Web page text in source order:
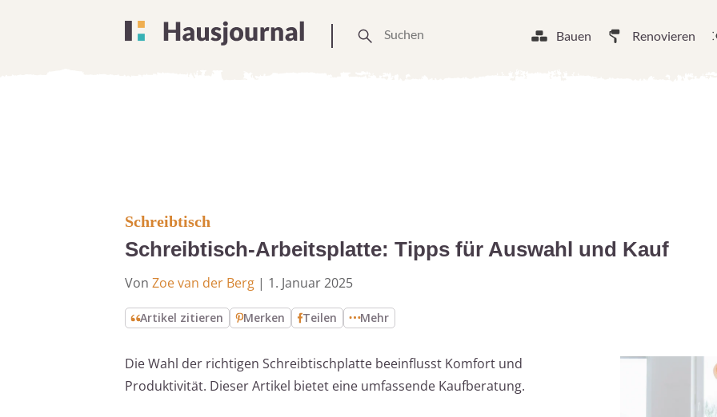
Bauen Renovieren
Schreibtisch
Schreibtisch-Arbeitsplatte: Tipps für Auswahl und Kauf
Von Zoe van der Berg | 1. Januar 2025
Artikel zitieren Merken Teilen Mehr
Die Wahl der richtigen Schreibtischplatte beeinflusst Komfort und
Produktivität. Dieser Artikel bietet eine umfassende Kaufberatung.